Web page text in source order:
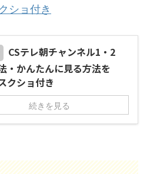
ショ付き
CSテレ朝チャンネル1・2
・かんたんに見る方法を
クショ付き
続きを見る